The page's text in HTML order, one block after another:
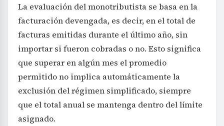
La evaluación del monotributista se basa en la
facturación devengada, es decir, en el total de
facturas emitidas durante el último año, sin
importar si fueron cobradas o no. Esto significa
que superar en algún mes el promedio
permitido no implica automáticamente la
exclusión del régimen simplificado, siempre
que el total anual se mantenga dentro del límite
asignado.